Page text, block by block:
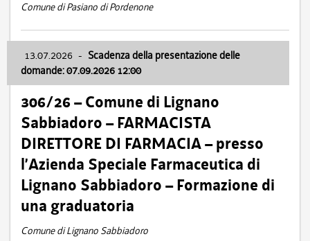
Comune di Pasiano di Pordenone
13.07.2026 - Scadenza della presentazione delle
domande: 07.09.2026 12:00
306/26 – Comune di Lignano
Sabbiadoro – FARMACISTA
DIRETTORE DI FARMACIA – presso
l’Azienda Speciale Farmaceutica di
Lignano Sabbiadoro – Formazione di
una graduatoria
Comune di Lignano Sabbiadoro